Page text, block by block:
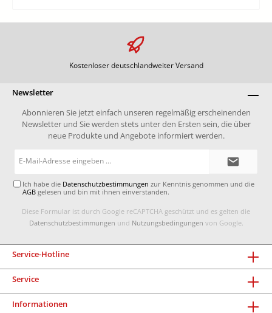
Kostenloser deutschlandweiter Versand
Newsletter
Abonnieren Sie jetzt einfach unseren regelmäßig erscheinenden
Newsletter und Sie werden stets unter den Ersten sein, die über
neue Produkte und Angebote informiert werden.
Ich habe die Datenschutzbestimmungen zur Kenntnis genommen und die
AGB gelesen und bin mit ihnen einverstanden.
Diese Formular ist durch Google reCAPTCHA geschützt und es gelten die
Datenschutzbestimmungen und Nutzungsbedingungen von Google.
Service-Hotline
Service
Informationen